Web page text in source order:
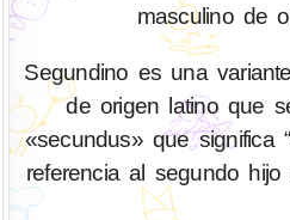
masculino de
Segundino es una
de origen latino que
«secundus» que significa
referencia al segundo